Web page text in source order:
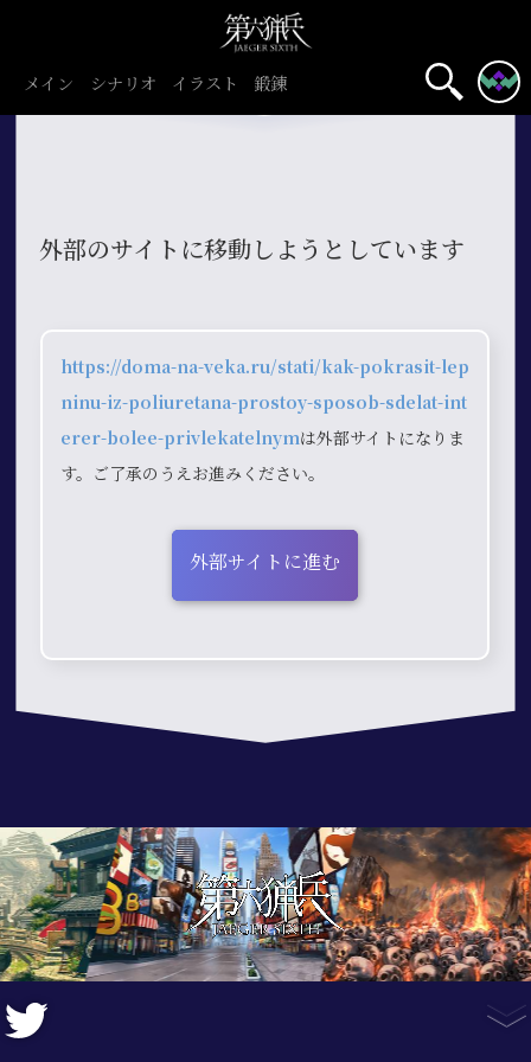
メイン シナリオ イラスト 鍛錬
外部のサイトに移動しようとしています
https://doma-na-veka.ru/stati/kak-pokrasit-lep
ninu-iz-poliuretana-prostoy-sposob-sdelat-int
erer-bolee-privlekatelnymは外部サイトになりま
す。ご了承のうえお進みください。
外部サイトに進む